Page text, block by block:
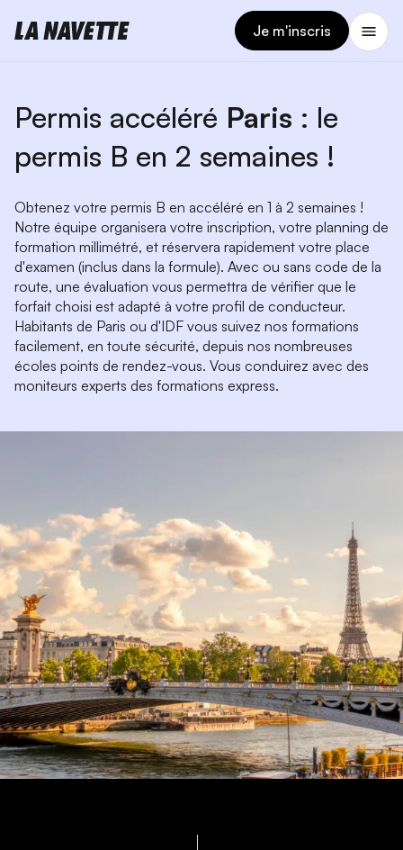
Je m'inscris
Permis accéléré Paris : le
permis B en 2 semaines !
Obtenez votre permis B en accéléré en 1 à 2 semaines !
Notre équipe organisera votre inscription, votre planning de
formation millimétré, et réservera rapidement votre place
d'examen (inclus dans la formule). Avec ou sans code de la
route, une évaluation vous permettra de vérifier que le
forfait choisi est adapté à votre profil de conducteur.
Habitants de Paris ou d'IDF vous suivez nos formations
facilement, en toute sécurité, depuis nos nombreuses
écoles points de rendez-vous. Vous conduirez avec des
moniteurs experts des formations express.